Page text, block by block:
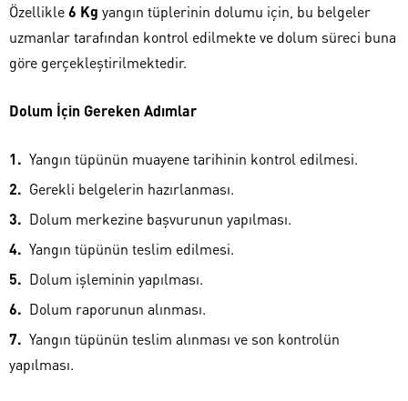
Özellikle6 Kg yangın tüplerinin dolumu için, bu belgeler
uzmanlar tarafından kontrol edilmekte ve dolum süreci buna
göre gerçekleştirilmektedir.
Dolum İçin Gereken Adımlar
Yangın tüpünün muayene tarihinin kontrol edilmesi.
Gerekli belgelerin hazırlanması.
Dolum merkezine başvurunun yapılması.
Yangın tüpünün teslim edilmesi.
Dolum işleminin yapılması.
Dolum raporunun alınması.
Yangın tüpünün teslim alınması ve son kontrolün
yapılması.